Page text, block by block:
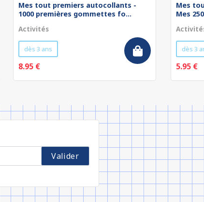
Mes tout premiers autocollants -
1000 premières gommettes fo...
Activités
dès 3 ans
8.95 €
Mes
Mes
dès 3
5.95 €